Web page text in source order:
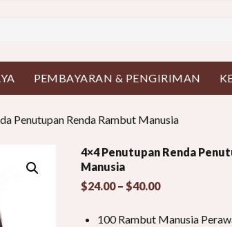
PEMBAYARAN & PENGIRIMAN
Penutupan Renda Rambut Manusia
4×4 Penutupan Renda
Manusia
$24.00 – $40.00Kisaran
$24.00
100 Rambut Manusia